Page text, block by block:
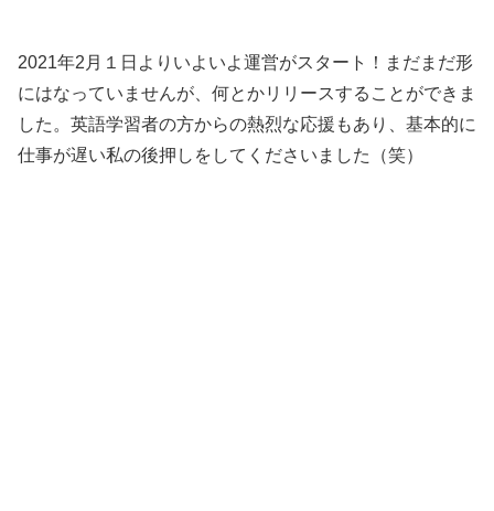
2021年2月１日よりいよいよ運営がスタート！まだまだ形
にはなっていませんが、何とかリリースすることができま
した。英語学習者の方からの熱烈な応援もあり、基本的に
仕事が遅い私の後押しをしてくださいました（笑）